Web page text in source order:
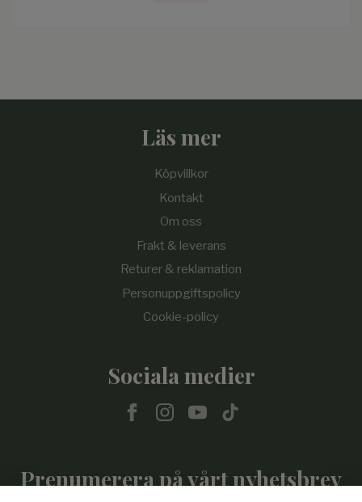
Läs mer
Köpvillkor
Kontakt
Om oss
Frakt & leverans
Returer & reklamation
Personuppgiftspolicy
Cookie-policy
Sociala medier
Prenumerera på vårt nyhetsbrev